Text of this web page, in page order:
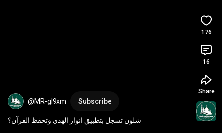
@MR-gl9xm Subscribe
شلون تسجل بتطبيق انوار الهدى وتحفظ القرآن؟
176
16
Share